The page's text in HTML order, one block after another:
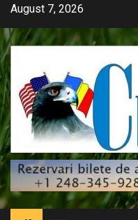
Skip
content
August 7, 2026